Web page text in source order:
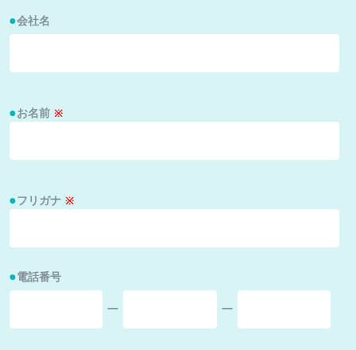
会社名
お名前
フリガナ
電話番号
ー ー